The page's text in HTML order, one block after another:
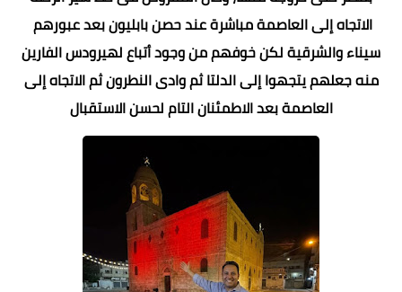
الاتجاه إلى العاصمة مباشرة عند حصن بابليون بعد عبورهم
سيناء والشرقية لكن خوفهم من وجود أتباع لهيرودس الفارين
منه جعلهم يتجهوا إلى الدلتا ثم وادى النطرون ثم الاتجاه إلى
العاصمة بعد الاطمئنان التام لحسن الاستقبال